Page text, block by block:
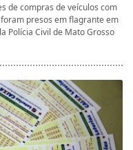
de compras de veículos com
presos em flagrante em
Polícia Civil de Mato Grosso